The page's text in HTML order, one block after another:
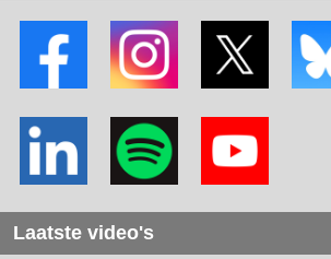
Laatste video's